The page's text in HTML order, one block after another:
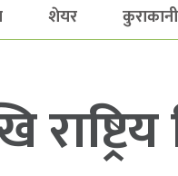
शेयर कुराकानी